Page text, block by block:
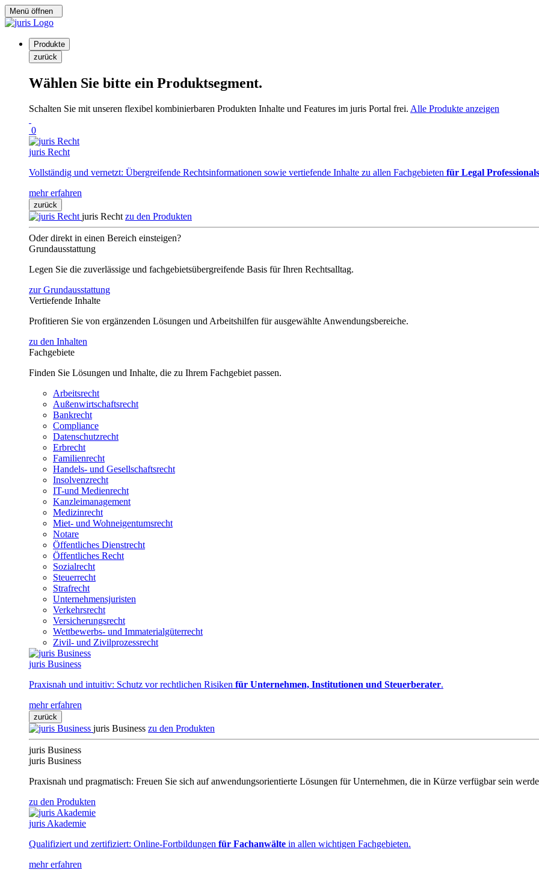
Menü öffnen
Produkte
zurück
Wählen Sie bitte ein Produktsegment.
Schalten Sie mit unseren flexibel kombinierbaren Produkten Inhalte und Features im juris Portal frei. Alle Produkte anzeigen
0
juris Recht
Vollständig und vernetzt: Übergreifende Rechtsinformationen sowie vertiefende Inhalte zu allen Fachgebieten für Legal Professionals
mehr erfahren
zurück
juris Recht zu den Produkten
Oder direkt in einen Bereich einsteigen?
Grundausstattung
Legen Sie die zuverlässige und fachgebietsübergreifende Basis für Ihren Rechtsalltag.
zur Grundausstattung
Vertiefende Inhalte
Profitieren Sie von ergänzenden Lösungen und Arbeitshilfen für ausgewählte Anwendungsbereiche.
zu den Inhalten
Fachgebiete
Finden Sie Lösungen und Inhalte, die zu Ihrem Fachgebiet passen.
Arbeitsrecht
Außenwirtschaftsrecht
Bankrecht
Compliance
Datenschutzrecht
Erbrecht
Familienrecht
Handels- und Gesellschaftsrecht
Insolvenzrecht
IT-und Medienrecht
Kanzleimanagement
Medizinrecht
Miet- und Wohneigentumsrecht
Notare
Öffentliches Dienstrecht
Öffentliches Recht
Sozialrecht
Steuerrecht
Strafrecht
Unternehmensjuristen
Verkehrsrecht
Versicherungsrecht
Wettbewerbs- und Immaterialgüterrecht
Zivil- und Zivilprozessrecht
juris Business
Praxisnah und intuitiv: Schutz vor rechtlichen Risiken für Unternehmen, Institutionen und Steuerberater.
mehr erfahren
zurück
juris Business zu den Produkten
juris Business
juris Business
Praxisnah und pragmatisch: Freuen Sie sich auf anwendungsorientierte Lösungen für Unternehmen, die in Kürze verfügbar sein
zu den Produkten
juris Akademie
Qualifiziert und zertifiziert: Online-Fortbildungen für Fachanwälte in allen wichtigen Fachgebieten.
mehr erfahren